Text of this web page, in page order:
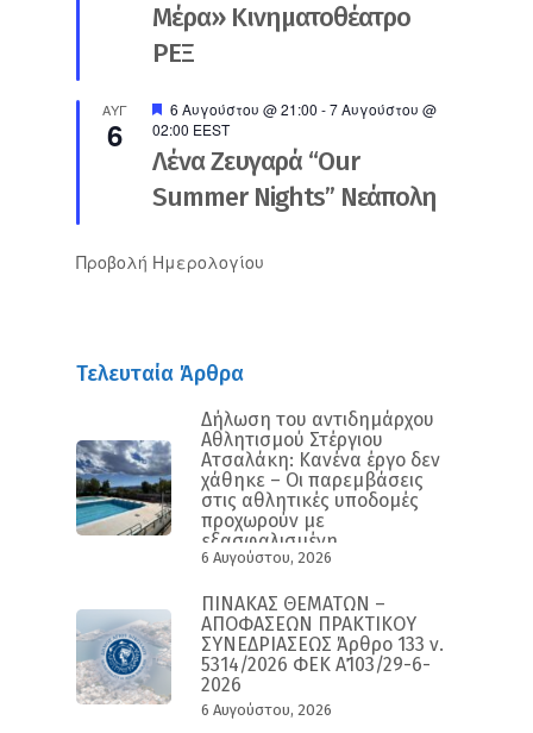
Μέρα» Κινηματοθέατρο
ΡΕΞ
ΑΥΓ
6
Προτεινόμενο
6 Αυγούστου @ 21:00 -7 Αυγούστου @
02:00 EEST
Λένα Ζευγαρά “Our
Summer Nights” Νεάπολη
Προβολή Ημερολογίου
Τελευταία Άρθρα
Δήλωση του αντιδημάρχου
Αθλητισμού Στέργιου
Ατσαλάκη: Κανένα έργο δεν
χάθηκε – Οι παρεμβάσεις
στις αθλητικές υποδομές
προχωρούν με
εξασφαλισμένη
χρηματοδότηση και
χρονοδιάγραμμα
6 Αυγούστου, 2026
ΠΙΝΑΚΑΣ ΘΕΜΑΤΩΝ –
ΑΠΟΦΑΣΕΩΝ ΠΡΑΚΤΙΚΟΥ
ΣΥΝΕΔΡΙΑΣΕΩΣ Άρθρο 133 ν.
5314/2026 ΦΕΚ Α΄103/29-6-
2026
6 Αυγούστου, 2026